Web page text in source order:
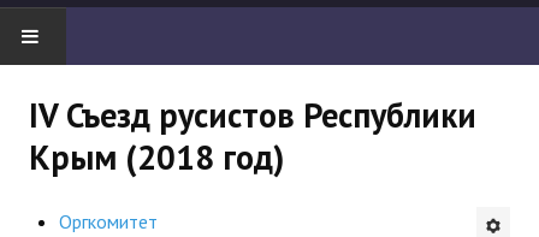
"Боевая" русистика
IV Съезд русистов Республики
Крым (2018 год)
Оргкомитет